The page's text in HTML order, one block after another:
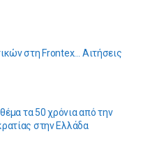
στη Frontex… Αιτήσεις
τα 50 χρόνια από την
στην Ελλάδα